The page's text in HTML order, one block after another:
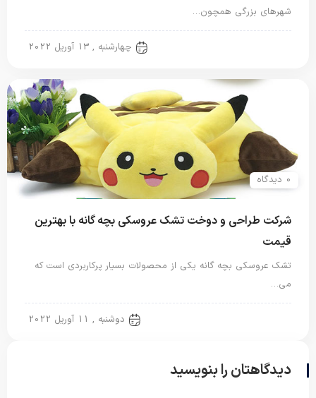
شهرهای بزرگی همچون…
چهارشنبه , 13 آوریل 2022
0 دیدگاه
شرکت طراحی و دوخت تشک عروسکی بچه گانه با بهترین
قیمت
تشک عروسکی بچه گانه یکی از محصولات بسیار پرکاربردی است که
می…
دوشنبه , 11 آوریل 2022
دیدگاهتان را بنویسید